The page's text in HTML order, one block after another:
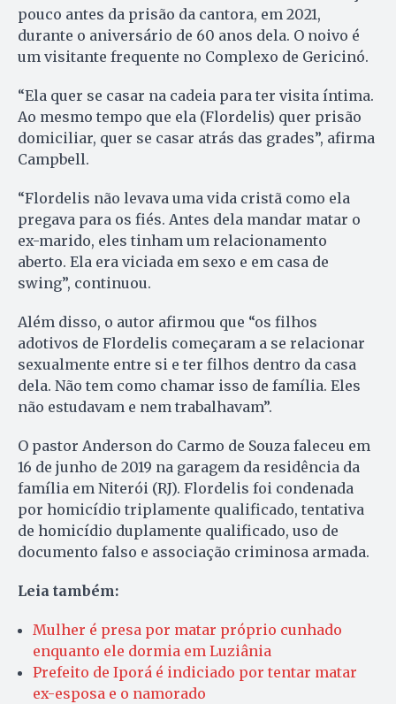
pouco antes da prisão da cantora, em 2021,
durante o aniversário de 60 anos dela. O noivo é
um visitante frequente no Complexo de Gericinó.
“Ela quer se casar na cadeia para ter visita íntima.
Ao mesmo tempo que ela (Flordelis) quer prisão
domiciliar, quer se casar atrás das grades”, afirma
Campbell.
“Flordelis não levava uma vida cristã como ela
pregava para os fiés. Antes dela mandar matar o
ex-marido, eles tinham um relacionamento
aberto. Ela era viciada em sexo e em casa de
swing”, continuou.
Além disso, o autor afirmou que “os filhos
adotivos de Flordelis começaram a se relacionar
sexualmente entre si e ter filhos dentro da casa
dela. Não tem como chamar isso de família. Eles
não estudavam e nem trabalhavam”.
O pastor Anderson do Carmo de Souza faleceu em
16 de junho de 2019 na garagem da residência da
família em Niterói (RJ). Flordelis foi condenada
por homicídio triplamente qualificado, tentativa
de homicídio duplamente qualificado, uso de
documento falso e associação criminosa armada.
Leia também:
Mulher é presa por matar próprio cunhado
enquanto ele dormia em Luziânia
Prefeito de Iporá é indiciado por tentar matar
ex-esposa e o namorado